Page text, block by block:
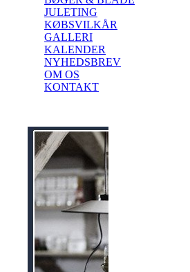
JULETING
KØBSVILKÅR
GALLERI
KALENDER
NYHEDSBREV
OM OS
KONTAKT